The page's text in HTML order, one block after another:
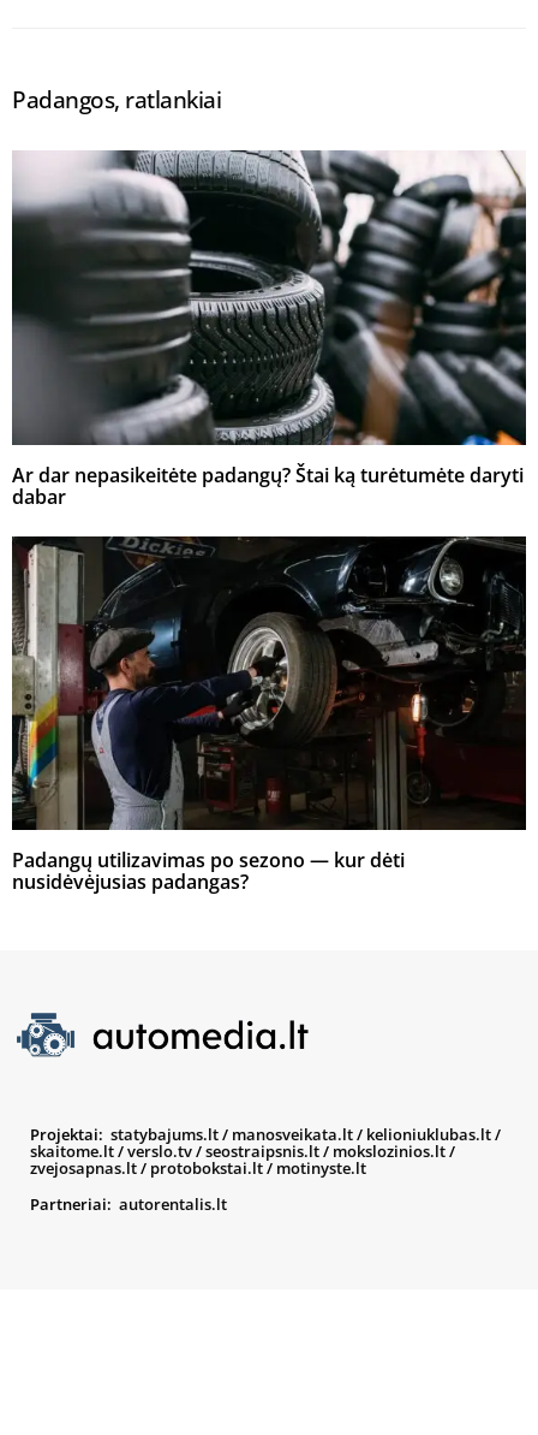
Padangos, ratlankiai
Ar dar nepasikeitėte padangų? Štai ką turėtumėte daryti
dabar
Padangų utilizavimas po sezono — kur dėti
nusidėvėjusias padangas?
Projektai: statybajums.lt/ manosveikata.lt/ kelioniuklubas.lt/
skaitome.lt/verslo.tv/seostraipsnis.lt/ mokslozinios.lt/
zvejosapnas.lt/ protobokstai.lt/ motinyste.lt
Partneriai: autorentalis.lt